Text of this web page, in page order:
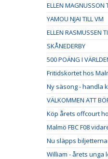
ELLEN MAGNUSSON
YAMOU NJAI TILL VM
ELLEN RASMUSSEN
SKÅNEDERBY
500 POÄNG I
Fritidskortet hos
Ny säsong - handla
VÄLKOMMEN ATT
Köp årets offcourt
Malmö FBC F08
Nu släpps
William - årets unga